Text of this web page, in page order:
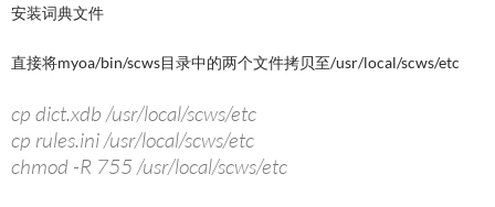
安装词典文件
直接将myoa/bin/scws目录中的两个文件拷贝至/usr/local/scws/etc
cp dict.xdb /usr/local/scws/etc
cp rules.ini /usr/local/scws/etc
chmod -R 755 /usr/local/scws/etc